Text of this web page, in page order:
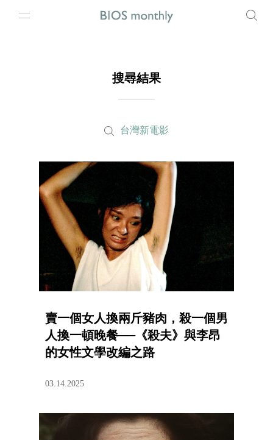
搜尋結果
台灣新電影
賣一個女人換兩斤豬肉，殺一個男
人換一頓晚餐──《殺夫》與李昂
的女性文學改編之路
03.14.2025